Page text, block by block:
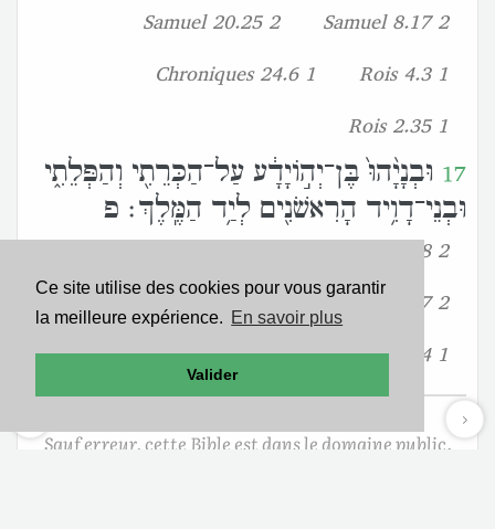
Ce site utilise des cookies pour vous garantir
la meilleure expérience. En savoir plus
Valider
2 Samuel 8.17
2 Samuel 20.25
1 Rois 4.3
1 Chroniques 24.6
1 Rois 2.35
17 וּבְנָיָ֨הוּ֙ בֶּן־יְהֹ֣ויָדָ֔ע עַל־הַכְּרֵתִ֖י וְהַפְּלֵתִ֑י
וּבְנֵי־דָוִ֥יד הָרִאשֹׁנִ֖ים לְיַ֥ד הַמֶּֽלֶךְ׃ פ
2 Samuel 8.18
2 Samuel 20.7
2 Samuel 23.19-23.23
1 Rois 1.44
Sauf erreur, cette Bible est dans le domaine public.